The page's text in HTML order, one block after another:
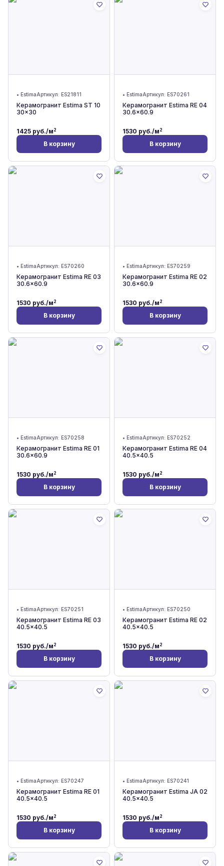
• EstimaАртикул: ES21811
Керамогранит Estima ST 10
30x30
1425 руб./м2
В корзину
• EstimaАртикул: ES70261
Керамогранит Estima RE 04
30.6x60.9
1530 руб./м2
В корзину
• EstimaАртикул: ES70260
Керамогранит Estima RE 03
30.6x60.9
1530 руб./м2
В корзину
• EstimaАртикул: ES70259
Керамогранит Estima RE 02
30.6x60.9
1530 руб./м2
В корзину
• EstimaАртикул: ES70258
Керамогранит Estima RE 01
30.6x60.9
1530 руб./м2
В корзину
• EstimaАртикул: ES70252
Керамогранит Estima RE 04
40.5x40.5
1530 руб./м2
В корзину
• EstimaАртикул: ES70251
Керамогранит Estima RE 03
40.5x40.5
1530 руб./м2
В корзину
• EstimaАртикул: ES70250
Керамогранит Estima RE 02
40.5x40.5
1530 руб./м2
В корзину
• EstimaАртикул: ES70247
Керамогранит Estima RE 01
40.5x40.5
1530 руб./м2
В корзину
• EstimaАртикул: ES70241
Керамогранит Estima JA 02
40.5x40.5
1530 руб./м2
В корзину